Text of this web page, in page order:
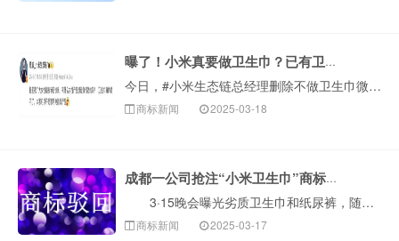
曝了！小米真要做卫生巾？已有卫生护垫商标！
今日，#小米生态链总经理删除不做卫生巾微博#冲上微博热搜。这是怎么回事呢？了解的朋友可能知道，就在3月7日，小米生态链总经理陈波发文：“提···
商标新闻 2025-03-18
成都一公司抢注“小米卫生巾”商标被驳回
3·15晚会曝光劣质卫生巾和纸尿裤，随后，大批网民纷纷跑到雷军评论区刷屏，希望小米能生产卫生巾和纸尿裤等产品。关于小米是否会生产卫生巾等产品，雷军···
商标新闻 2025-03-17